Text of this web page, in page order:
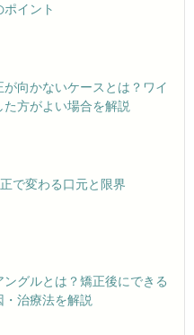
イント
向かないケースとは？ワイ
た方がよい場合を解説
で変わる口元と限界
グルとは？矯正後にできる
・治療法を解説